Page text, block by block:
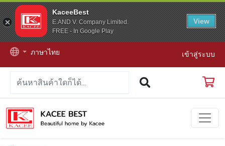
KaceeBest
E.AND V. Company Limited.
FREE - In Google Play
View
ภาษาไทย เข้าสู่ระบบ